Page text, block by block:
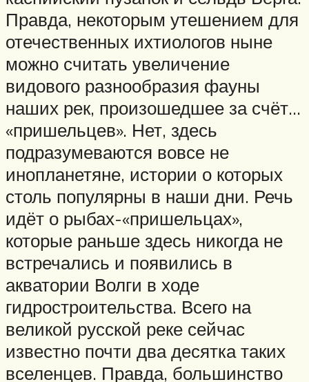
Правда, некоторым утешением для
отечественных ихтиологов ныне
можно считать увеличение
видового разнообразия фауны
наших рек, произошедшее за счёт…
«пришельцев». Нет, здесь
подразумеваются вовсе не
инопланетяне, истории о которых
столь популярны в наши дни. Речь
идёт о рыбах-«пришельцах»,
которые раньше здесь никогда не
встречались и появились в
акватории Волги в ходе
гидростроительства. Всего на
великой русской реке сейчас
известно почти два десятка таких
вселенцев. Правда, большинство